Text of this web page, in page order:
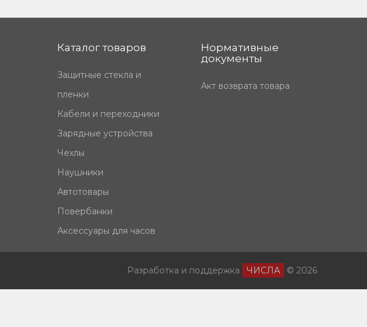
Каталог товаров
Защитные стекла и
пленки
Кабели и переходники
Зарядные устройства
Чехлы
Наушники
Автотовары
Повербанки
Аксессуары для часов
Нормативные
документы
Акт возврата товара
Разработка и поддержка ЧИСЛА © 2026